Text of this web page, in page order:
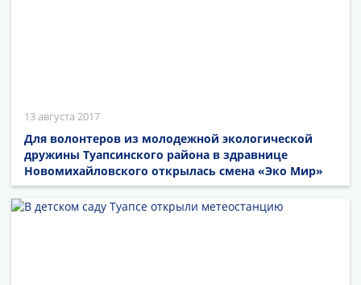
13 августа 2017
Для волонтеров из молодежной экологической
дружины Туапсинского района в здравнице
Новомихайловского открылась смена «Эко Мир»